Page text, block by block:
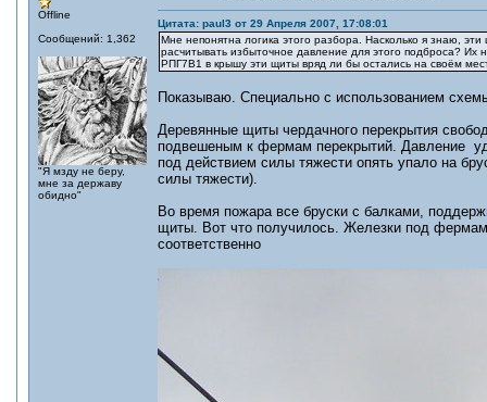
Offline
Сообщений: 1,362
"Я мзду не беру,
мне за державу
обидно"
Цитата: paul3 от 29 Апреля 2007, 17:08:01
Мне непонятна логика этого разбора. Насколько я знаю,
расчитывать избыточное давление для этого подброса? Их
РПГ7В1 в крышу эти щиты вряд ли бы остались на своём
Показываю. Специально с использованием
Деревянные щиты чердачного перекрытия
подвешеным к фермам перекрытий. Давление
под действием силы тяжести опять упало на
силы тяжести).
Во время пожара все бруски с балками,
щиты. Вот что получилось. Железки под
соответственно